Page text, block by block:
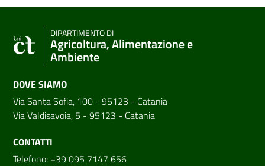
DIPARTIMENTO DI
Agricoltura, Alimentazione e
Ambiente
DOVE SIAMO
Via Santa Sofia, 100 - 95123 - Catania
Via Valdisavoia, 5 - 95123 - Catania
CONTATTI
Telefono: +39 095 7147 656